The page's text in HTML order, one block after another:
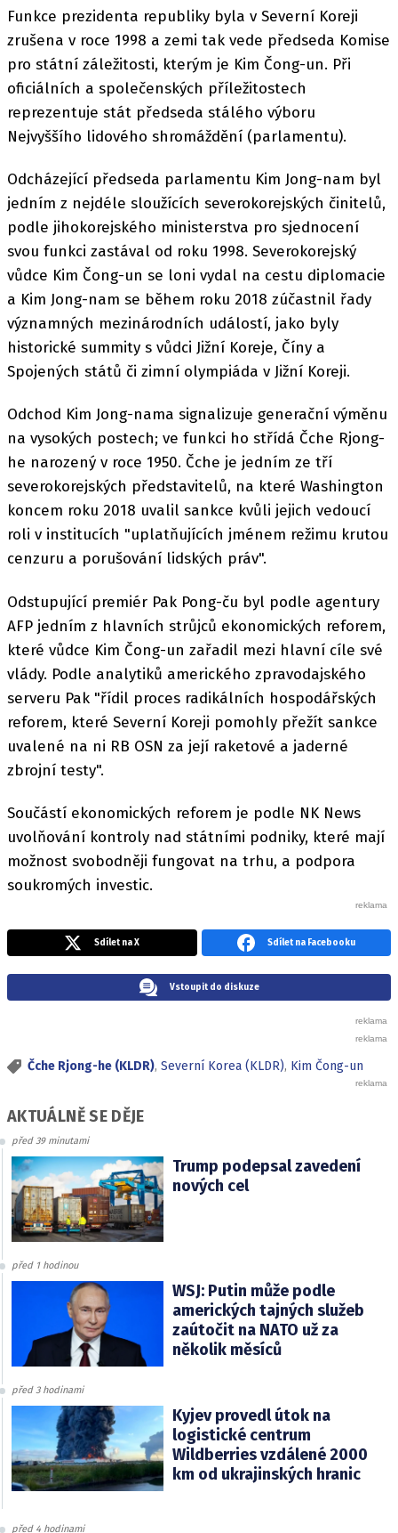
Funkce prezidenta republiky byla v Severní Koreji
zrušena v roce 1998 a zemi tak vede předseda Komise
pro státní záležitosti, kterým je Kim Čong-un. Při
oficiálních a společenských příležitostech
reprezentuje stát předseda stálého výboru
Nejvyššího lidového shromáždění (parlamentu).
Odcházející předseda parlamentu Kim Jong-nam byl
jedním z nejdéle sloužících severokorejských činitelů,
podle jihokorejského ministerstva pro sjednocení
svou funkci zastával od roku 1998. Severokorejský
vůdce Kim Čong-un se loni vydal na cestu diplomacie
a Kim Jong-nam se během roku 2018 zúčastnil řady
významných mezinárodních událostí, jako byly
historické summity s vůdci Jižní Koreje, Číny a
Spojených států či zimní olympiáda v Jižní Koreji.
Odchod Kim Jong-nama signalizuje generační výměnu
na vysokých postech; ve funkci ho střídá Čche Rjong-
he narozený v roce 1950. Čche je jedním ze tří
severokorejských představitelů, na které Washington
koncem roku 2018 uvalil sankce kvůli jejich vedoucí
roli v institucích "uplatňujících jménem režimu krutou
cenzuru a porušování lidských práv".
Odstupující premiér Pak Pong-ču byl podle agentury
AFP jedním z hlavních strůjců ekonomických reforem,
které vůdce Kim Čong-un zařadil mezi hlavní cíle své
vlády. Podle analytiků amerického zpravodajského
serveru Pak "řídil proces radikálních hospodářských
reforem, které Severní Koreji pomohly přežít sankce
uvalené na ni RB OSN za její raketové a jaderné
zbrojní testy".
Součástí ekonomických reforem je podle NK News
uvolňování kontroly nad státními podniky, které mají
možnost svobodněji fungovat na trhu, a podpora
soukromých investic.
Sdílet na X Sdílet na Facebooku
Vstoupit do diskuze
Čche Rjong-he (KLDR), Severní Korea (KLDR), Kim Čong-un
AKTUÁLNĚ SE DĚJE
před 39 minutami
Trump podepsal zavedení
nových cel
před 1 hodinou
WSJ: Putin může podle
amerických tajných služeb
zaútočit na NATO už za
několik měsíců
před 3 hodinami
Kyjev provedl útok na
logistické centrum
Wildberries vzdálené 2000
km od ukrajinských hranic
před 4 hodinami